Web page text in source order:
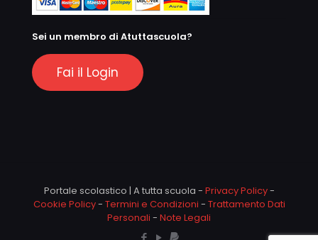
Sei un membro di Atuttascuola?
Fai il Login
Portale scolastico | A tutta scuola - Privacy Policy-
Cookie Policy- Termini e Condizioni - Trattamento Dati
Personali - Note Legali